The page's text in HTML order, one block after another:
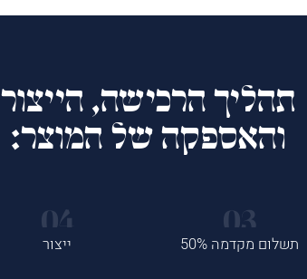
תהליך הרכישה, הייצור
והאספקה של המוצר:
תשלום מקדמה 50% ייצור